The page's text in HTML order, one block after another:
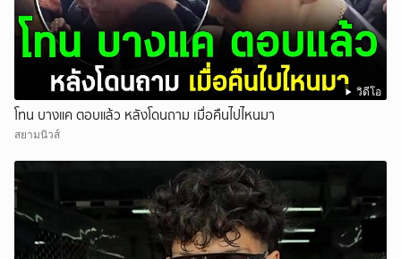
วิดีโอ
โทน บางแค ตอบแล้ว หลังโดนถาม เมื่อคืนไปไหนมา
สยามนิวส์